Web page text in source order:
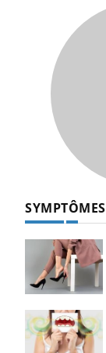
SYMPTÔMES